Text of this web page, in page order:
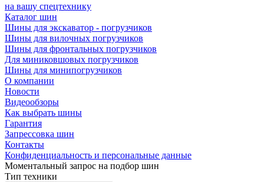
на вашу спецтехнику
Каталог шин
Шины для экскаватор - погрузчиков
Шины для вилочных погрузчиков
Шины для фронтальных погрузчиков
Для миниковшовых погрузчиков
Шины для минипогрузчиков
О компании
Новости
Видеообзоры
Как выбрать шины
Гарантия
Запрессовка шин
Контакты
Конфиденциальность и персональные данные
Моментальный запрос на подбор шин
Тип техники